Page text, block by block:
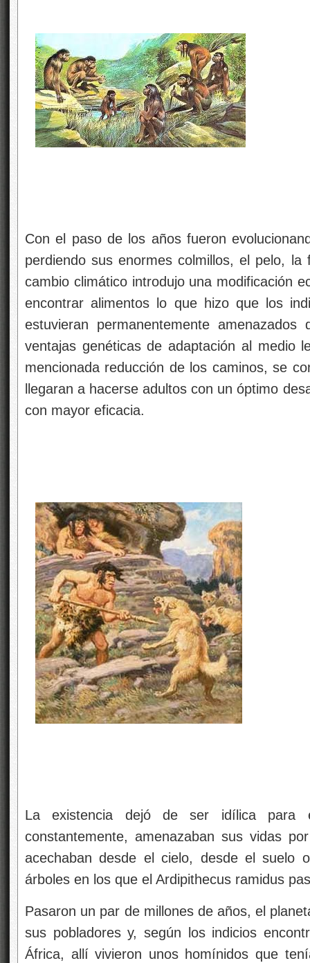
Con el paso de los años fueron
perdiendo sus enormes colmillos, el pelo,
cambio climático introdujo una modificación
encontrar alimentos lo que hizo que los
estuvieran permanentemente
ventajas genéticas de adaptación al medio
mencionada reducción de los caminos, se
llegaran a hacerse adultos con un óptimo
con mayor eficacia.
La existencia dejó de ser idílica para
constantemente, amenazaban sus vidas
acechaban desde el cielo, desde el suelo
árboles en los que el Ardipithecus ramidus
Pasaron un par de millones de años, el
sus pobladores y, según los indicios
África, allí vivieron unos homínidos que